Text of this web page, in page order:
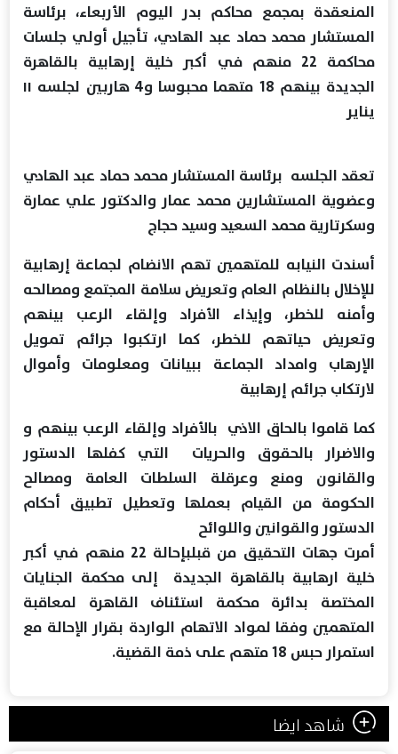
المنعقدة بمجمع محاكم بدر اليوم الأربعاء، برئاسة
المستشار محمد حماد عبد الهادي، تأجيل أولي جلسات
محاكمة 22 منهم في أكبر خلية إرهابية بالقاهرة
الجديدة بينهم 18 متهما محبوسا و4 هاربين لجلسه ١١
يناير
تعقد الجلسه برئاسة المستشار محمد حماد عبد الهادي
وعضوية المستشارين محمد عمار والدكتور علي عمارة
وسكرتارية محمد السعيد وسيد حجاج
أسندت النيابه للمتهمين تهم الانضام لجماعة إرهابية
للإخلال بالنظام العام وتعريض سلامة المجتمع ومصالحه
وأمنه للخطر، وإيذاء الأفراد وإلقاء الرعب بينهم
وتعريض حياتهم للخطر، كما ارتكبوا جرائم تمويل
الإرهاب وامداد الجماعة ببيانات ومعلومات وأموال
لارتكاب جرائم إرهابية
كما قاموا بالحاق الاذي بالأفراد وإلقاء الرعب بينهم و
والاضرار بالحقوق والحريات التي كفلها الدستور
والقانون ومنع وعرقلة السلطات العامة ومصالح
الحكومة من القيام بعملها وتعطيل تطبيق أحكام
الدستور والقوانين واللوائح
أمرت جهات التحقيق من قبلبإحالة 22 منهم في أكبر
خلية ارهابية بالقاهرة الجديدة إلى محكمة الجنايات
المختصة بدائرة محكمة استئناف القاهرة لمعاقبة
المتهمين وفقا لمواد الاتهام الواردة بقرار الإحالة مع
استمرار حبس 18 متهم على ذمة القضية.
شاهد ايضا